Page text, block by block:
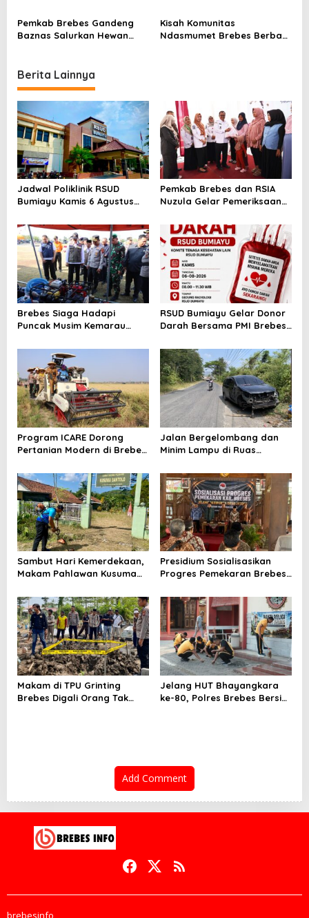
n
Ekstrem 2025
Lewat UMKM dan Pertanian
Terpadu
Pemkab Brebes Gandeng
Baznas Salurkan Hewan
Kisah Komunitas
Ndasmumet Brebes Berbagi
Berita Lainnya
Jadwal Poliklinik RSUD
Bumiayu Kamis 6 Agustus
Dokter Sebelum Berkunjung
Pemkab Brebes dan RSIA
Nuzula Gelar Pemeriksaan
Perkuat Kesehatan Ibu dan
Bayi
Brebes Siaga Hadapi
Puncak Musim Kemarau
Kesiapsiagaan Bencana dan
Karhutla
RSUD Bumiayu Gelar Donor
Darah Bersama PMI Brebes
Indonesia
Program ICARE Dorong
Pertanian Modern di Brebes,
Tembus 10,2 Ton per Hektare
Jalan Bergelombang dan
Minim Lampu di Ruas
Telan Korban, Innova
Hantam Pohon di
Bantarkawung
Sambut Hari Kemerdekaan,
Makam Pahlawan Kusuma
Dibersihkan
Presidium Sosialisasikan
Progres Pemekaran Brebes
Pansus DPRD Jateng Jadi
Tahap Berikutnya
Makam di TPU Grinting
Brebes Digali Orang Tak
Jelang HUT Bhayangkara
ke-80, Polres Brebes Bersih-
Add Comment
brebesinfo